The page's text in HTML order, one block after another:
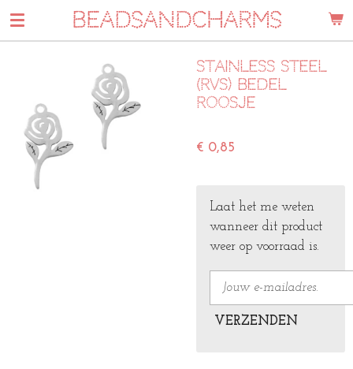
Ga
direct
BEADSANDCHARMS
Stainless steel
(Rvs) bedel
roosje
€ 0,85
Laat het me weten
wanneer dit product
weer op voorraad is.
VERZENDEN